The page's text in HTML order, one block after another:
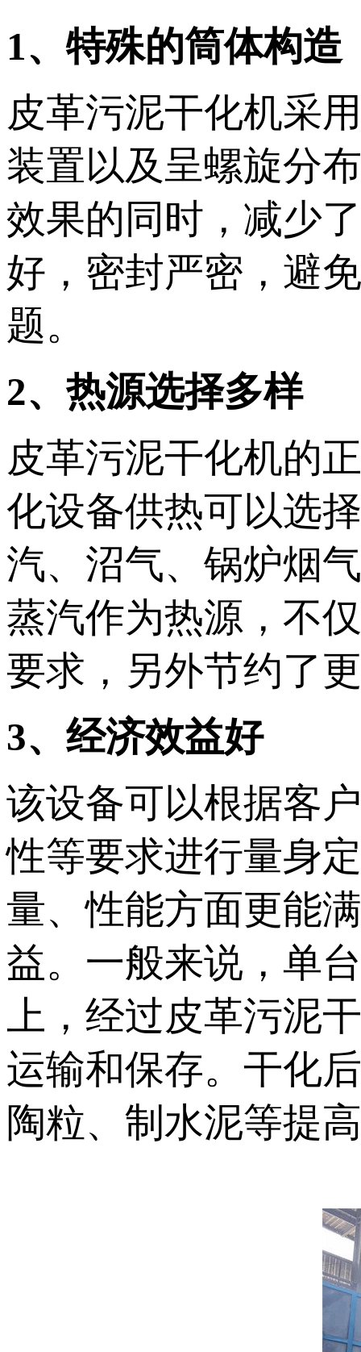
1、特殊的筒体构造
皮革污泥干化机采
装置以及呈螺旋分
效果的同时，减少
好，密封严密，避
题。
2、热源选择多样
皮革污泥干化机的
化设备供热可以选
汽、沼气、锅炉烟
蒸汽作为热源，不
要求，另外节约了
3、经济效益好
该设备可以根据客
性等要求进行量身
量、性能方面更能
益。一般来说，单
上，经过皮革污泥
运输和保存。干化
陶粒、制水泥等提